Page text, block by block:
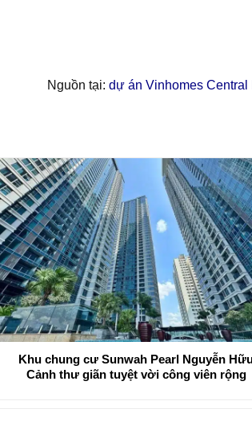
Nguồn tại: dự án Vinhomes Central
Khu chung cư Sunwah Pearl Nguyễn
Cảnh thư giãn tuyệt vời công viên rộng